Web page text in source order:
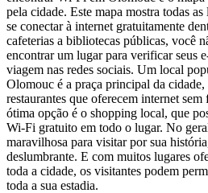
pela cidade. Este mapa mostra todas
se conectar à internet gratuitamente
cafeterias a bibliotecas públicas, você
encontrar um lugar para verificar seus
viagem nas redes sociais. Um local
Olomouc é a praça principal da cidade,
restaurantes que oferecem internet
ótima opção é o shopping local, que
Wi-Fi gratuito em todo o lugar. No
maravilhosa para visitar por sua
deslumbrante. E com muitos lugares
toda a cidade, os visitantes podem
toda a sua estadia.